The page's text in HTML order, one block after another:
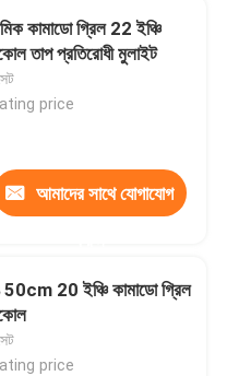
কামাডো গ্রিল 22 ইঞ্চি
তাপ প্রতিরোধী মুলাইট
price
আমাদের সাথে যোগাযোগ
50cm 20 ইঞ্চি কামাডো গ্রিল
price